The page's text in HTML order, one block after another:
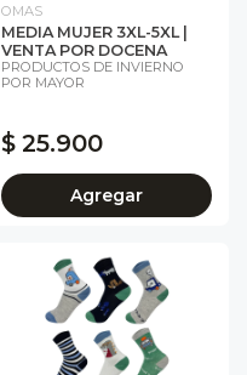
OMAS
MEDIA MUJER 3XL-5XL |
VENTA POR DOCENA
PRODUCTOS DE INVIERNO
POR MAYOR
$ 25.900
Agregar